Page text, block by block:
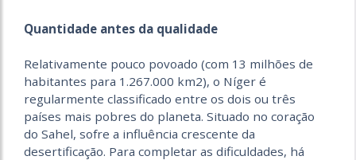
Quantidade antes da qualidade
Relativamente pouco povoado (com 13 milhões de
habitantes para 1.267.000 km2), o Níger é
regularmente classificado entre os dois ou três
países mais pobres do planeta. Situado no coração
do Sahel, sofre a influência crescente da
desertificação. Para completar as dificuldades, há